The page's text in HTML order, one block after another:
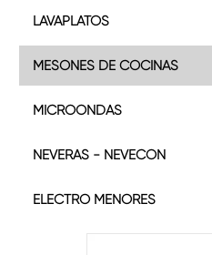
LAVAPLATOS
MESONES DE COCINAS
MICROONDAS
NEVERAS - NEVECON
ELECTRO MENORES